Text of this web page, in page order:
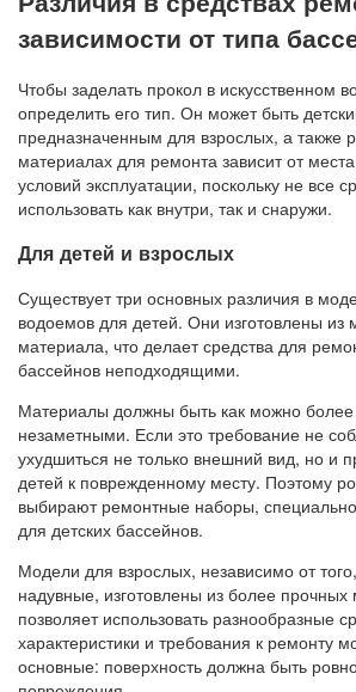
зависимости от типа
Чтобы заделать прокол в искусственном
определить его тип. Он может быть
предназначенным для взрослых, а также
материалах для ремонта зависит от
условий эксплуатации, поскольку не все
использовать как внутри, так и снаружи.
Для детей и взрослых
Существует три основных различия в
водоемов для детей. Они изготовлены из
материала, что делает средства для
бассейнов неподходящими.
Материалы должны быть как можно более
незаметными. Если это требование не
ухудшиться не только внешний вид, но и
детей к поврежденному месту. Поэтому
выбирают ремонтные наборы,
для детских бассейнов.
Модели для взрослых, независимо от
надувные, изготовлены из более прочных
позволяет использовать разнообразные
характеристики и требования к ремонту
основные: поверхность должна быть